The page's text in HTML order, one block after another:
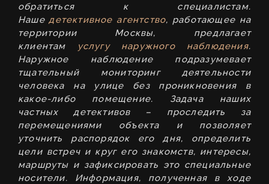
обратиться к специалистам.
Нашедетективное агентство, работающее на
территории Москвы, предлагает
клиентам
услугу наружного наблюдения.
Наружное наблюдение подразумевает
тщательный мониторинг деятельности
человека на улице без проникновения в
какое-либо помещение. Задача наших
частных детективов – проследить за
перемещениями объекта и позволяет
уточнить распорядок его дня, определить
цели встреч и круг его знакомств, интересы,
маршруты и зафиксировать это специальные
носители. Информация, полученная в ходе